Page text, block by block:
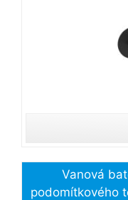
Vanová
podomítkového